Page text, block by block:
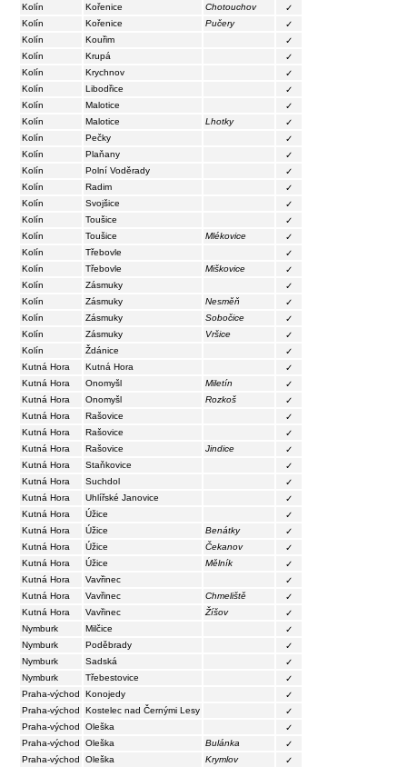
Kolín
Kořenice Chotouchov
✓
Kolín
Kořenice Pučery
✓
Kolín
Kouřim
✓
Kolín
Krupá
✓
Kolín
Krychnov
✓
Kolín
Libodřice
✓
Kolín
Malotice
✓
Kolín
Malotice Lhotky
✓
Kolín
Pečky
✓
Kolín
Plaňany
✓
Kolín
Polní Voděrady
✓
Kolín
Radim
✓
Kolín
Svojšice
✓
Kolín
Toušice
✓
Kolín
Toušice Mlékovice
✓
Kolín
Třebovle
✓
Kolín
Třebovle Miškovice
✓
Kolín
Zásmuky
✓
Kolín
Zásmuky Nesměň
✓
Kolín
Zásmuky Sobočice
✓
Kolín
Zásmuky Vršice
✓
Kolín
Ždánice
✓
Kutná Hora
Kutná Hora
✓
Kutná Hora
Onomyšl Miletín
✓
Kutná Hora
Onomyšl Rozkoš
✓
Kutná Hora
Rašovice
✓
Kutná Hora
Rašovice
✓
Kutná Hora
Rašovice Jindice
✓
Kutná Hora
Staňkovice
✓
Kutná Hora
Suchdol
✓
Kutná Hora
Uhlířské Janovice
✓
Kutná Hora
Úžice
✓
Kutná Hora
Úžice Benátky
✓
Kutná Hora
Úžice Čekanov
✓
Kutná Hora
Úžice Mělník
✓
Kutná Hora
Vavřinec
✓
Kutná Hora
Vavřinec Chmeliště
✓
Kutná Hora
Vavřinec Žíšov
✓
Nymburk
Milčice
✓
Nymburk
Poděbrady
✓
Nymburk
Sadská
✓
Nymburk
Třebestovice
✓
Praha-východ
Konojedy
✓
Praha-východ
Kostelec nad Černými Lesy
✓
Praha-východ
Oleška
✓
Praha-východ
Oleška Bulánka
✓
Praha-východ
Oleška Krymlov
✓